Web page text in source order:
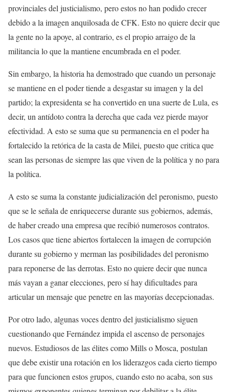
provinciales del justicialismo, pero estos no han podido crecer
debido a la imagen anquilosada de CFK. Esto no quiere decir que
la gente no la apoye, al contrario, es el propio arraigo de la
militancia lo que la mantiene encumbrada en el poder.
Sin embargo, la historia ha demostrado que cuando un personaje
se mantiene en el poder tiende a desgastar su imagen y la del
partido; la expresidenta se ha convertido en una suerte de Lula, es
decir, un antídoto contra la derecha que cada vez pierde mayor
efectividad. A esto se suma que su permanencia en el poder ha
fortalecido la retórica de la casta de Milei, puesto que critica que
sean las personas de siempre las que viven de la política y no para
la política.
A esto se suma la constante judicialización del peronismo, puesto
que se le señala de enriquecerse durante sus gobiernos, además,
de haber creado una empresa que recibió numerosos contratos.
Los casos que tiene abiertos fortalecen la imagen de corrupción
durante su gobierno y merman las posibilidades del peronismo
para reponerse de las derrotas. Esto no quiere decir que nunca
más vayan a ganar elecciones, pero sí hay dificultades para
articular un mensaje que penetre en las mayorías decepcionadas.
Por otro lado, algunas voces dentro del justicialismo siguen
cuestionando que Fernández impida el ascenso de personajes
nuevos. Estudiosos de las élites como Mills o Mosca, postulan
que debe existir una rotación en los liderazgos cada cierto tiempo
para que funcionen estos grupos, cuando esto no acaba, son sus